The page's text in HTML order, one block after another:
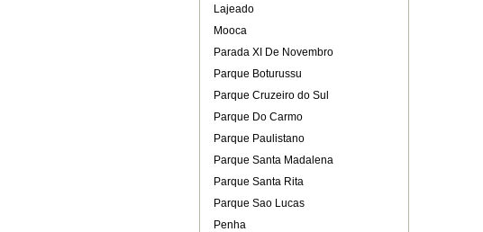
Lajeado
Mooca
Parada XI De Novembro
Parque Boturussu
Parque Cruzeiro do Sul
Parque Do Carmo
Parque Paulistano
Parque Santa Madalena
Parque Santa Rita
Parque Sao Lucas
Penha